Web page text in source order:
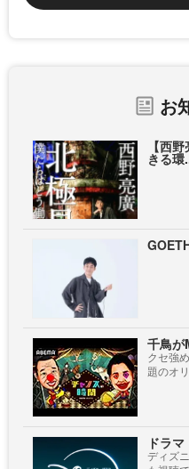
お
【西
きる環
千鳥が
クセ強
題のオ
ドラ
ディズ